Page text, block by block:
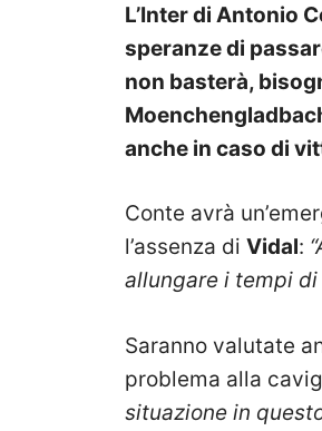
L’Inter di Antonio
speranze di
non basterà,
anche in caso di
Conte avrà
l’assenza di Vidal:
allungare i tempi
Saranno valutate
problema alla
situazione in